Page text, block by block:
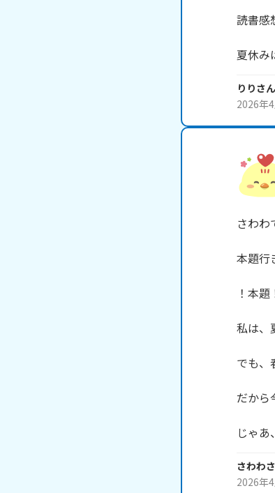
読書感
夏休み
りりさん
2026年
さわ
本題行
！本題
私は、
でも、
だから
じゃあ
さわわ
2026年